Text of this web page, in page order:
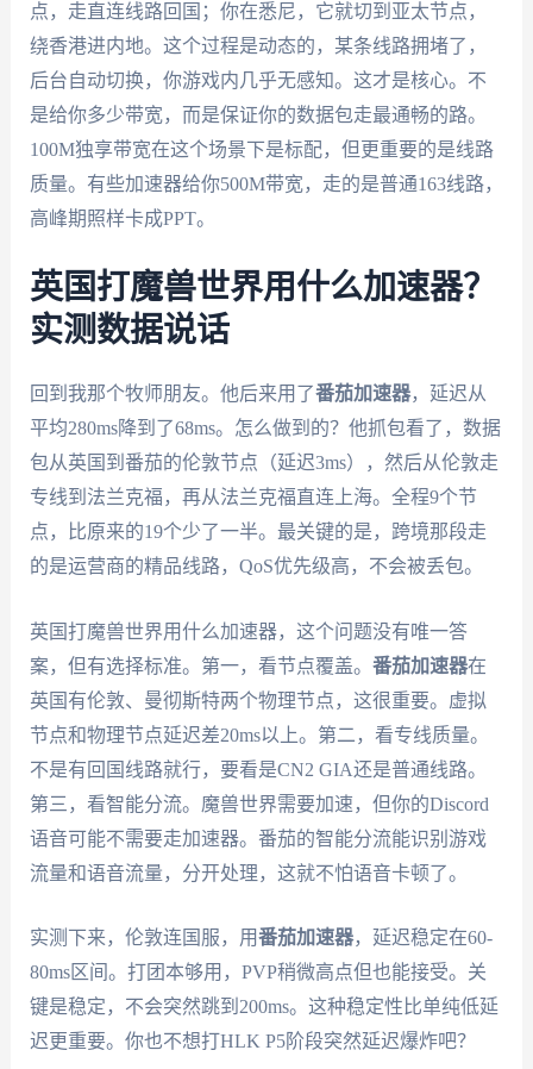
点，走直连线路回国；你在悉尼，它就切到亚太节点，
绕香港进内地。这个过程是动态的，某条线路拥堵了，
后台自动切换，你游戏内几乎无感知。这才是核心。不
是给你多少带宽，而是保证你的数据包走最通畅的路。
100M独享带宽在这个场景下是标配，但更重要的是线路
质量。有些加速器给你500M带宽，走的是普通163线路，
高峰期照样卡成PPT。
英国打魔兽世界用什么加速器？
实测数据说话
回到我那个牧师朋友。他后来用了番茄加速器，延迟从
平均280ms降到了68ms。怎么做到的？他抓包看了，数据
包从英国到番茄的伦敦节点（延迟3ms），然后从伦敦走
专线到法兰克福，再从法兰克福直连上海。全程9个节
点，比原来的19个少了一半。最关键的是，跨境那段走
的是运营商的精品线路，QoS优先级高，不会被丢包。
英国打魔兽世界用什么加速器，这个问题没有唯一答
案，但有选择标准。第一，看节点覆盖。 番茄加速器在
英国有伦敦、曼彻斯特两个物理节点，这很重要。虚拟
节点和物理节点延迟差20ms以上。第二，看专线质量。
不是有回国线路就行，要看是CN2 GIA还是普通线路。
第三，看智能分流。魔兽世界需要加速，但你的Discord
语音可能不需要走加速器。番茄的智能分流能识别游戏
流量和语音流量，分开处理，这就不怕语音卡顿了。
实测下来，伦敦连国服，用番茄加速器，延迟稳定在60-
80ms区间。打团本够用，PVP稍微高点但也能接受。关
键是稳定，不会突然跳到200ms。这种稳定性比单纯低延
迟更重要。你也不想打HLK P5阶段突然延迟爆炸吧？